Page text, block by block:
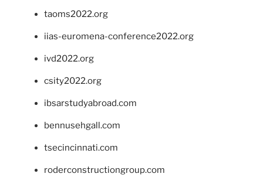
taoms2022.org
iias-euromena-conference2022.org
ivd2022.org
csity2022.org
ibsarstudyabroad.com
bennusehgall.com
tsecincinnati.com
roderconstructiongroup.com